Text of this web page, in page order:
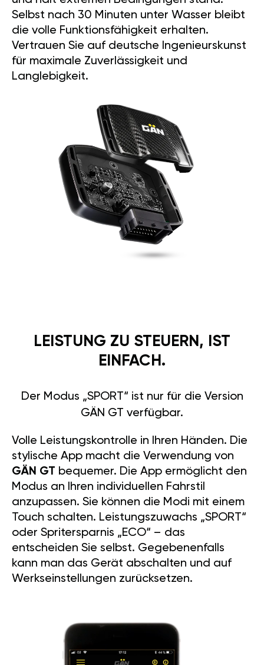
Selbst nach 30 Minuten unter Wasser bleibt
die volle Funktionsfähigkeit erhalten.
Vertrauen Sie auf deutsche Ingenieurskunst
für maximale Zuverlässigkeit und
Langlebigkeit.
LEISTUNG ZU STEUERN, IST
EINFACH.
Der Modus „SPORT“ ist nur für die Version
GÄN GT verfügbar.
Volle Leistungskontrolle in Ihren Händen. Die
stylische App macht die Verwendung von
GÄN GT bequemer. Die App ermöglicht den
Modus an Ihren individuellen Fahrstil
anzupassen. Sie können die Modi mit einem
Touch schalten. Leistungszuwachs „SPORT“
oder Spritersparnis „ECO“ – das
entscheiden Sie selbst. Gegebenenfalls
kann man das Gerät abschalten und auf
Werkseinstellungen zurücksetzen.